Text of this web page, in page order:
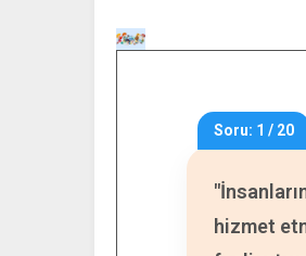
Soru: 1 / 20
hizmet